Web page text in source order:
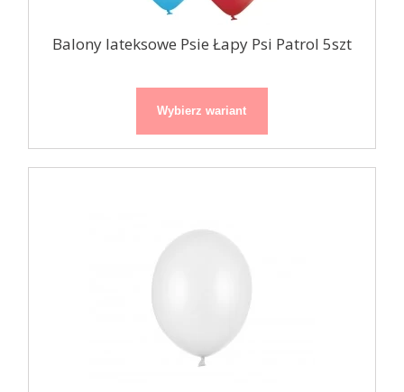
Balony lateksowe Psie Łapy Psi Patrol 5szt
Wybierz wariant